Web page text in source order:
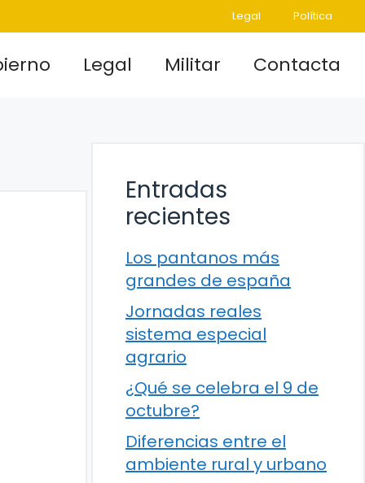
Legal Política
Legal Militar Contacta
Entradas
recientes
Los pantanos más
grandes de españa
Jornadas reales
sistema especial
agrario
¿Qué se celebra el 9 de
octubre?
Diferencias entre el
ambiente rural y urbano